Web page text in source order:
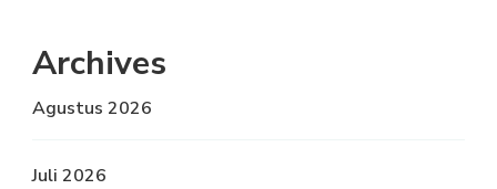
Archives
Agustus 2026
Juli 2026